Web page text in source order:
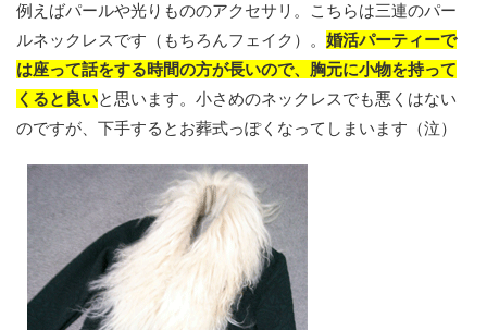
例えばパールや光りもののアクセサリ。こちらは三連のパー
ルネックレスです（もちろんフェイク）。 婚活パーティーで
は座って話をする時間の方が長いので、胸元に小物を持って
くると良いと思います。小さめのネックレスでも悪くはない
のですが、下手するとお葬式っぽくなってしまいます（泣）